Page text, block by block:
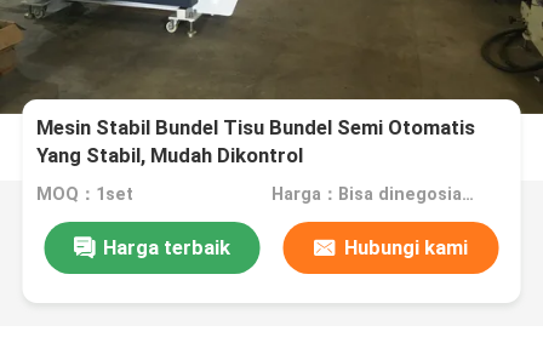
Mesin Stabil Bundel Tisu Bundel Semi Otomatis
Yang Stabil, Mudah Dikontrol
MOQ：1set Harga：Bisa dinegosiasikan
Harga terbaik Hubungi kami